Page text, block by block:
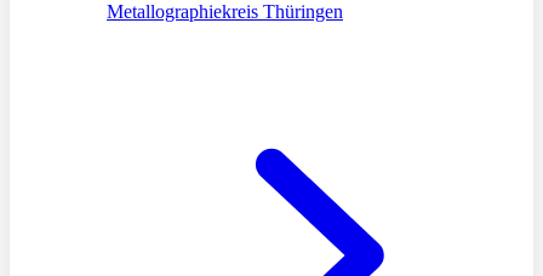
Metallographiekreis Thüringen